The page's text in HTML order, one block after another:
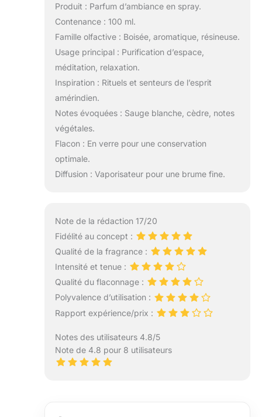
Produit : Parfum d’ambiance en spray.
Contenance : 100 ml.
Famille olfactive : Boisée, aromatique, résineuse.
Usage principal : Purification d’espace,
méditation, relaxation.
Inspiration : Rituels et senteurs de l’esprit
amérindien.
Notes évoquées : Sauge blanche, cèdre, notes
végétales.
Flacon : En verre pour une conservation
optimale.
Diffusion : Vaporisateur pour une brume fine.
Note de la rédaction 17/20
Fidélité au concept :
Qualité de la fragrance :
Intensité et tenue :
Qualité du flaconnage :
Polyvalence d’utilisation :
Rapport expérience/prix :
Notes des utilisateurs 4.8/5
Note de 4.8 pour 8 utilisateurs